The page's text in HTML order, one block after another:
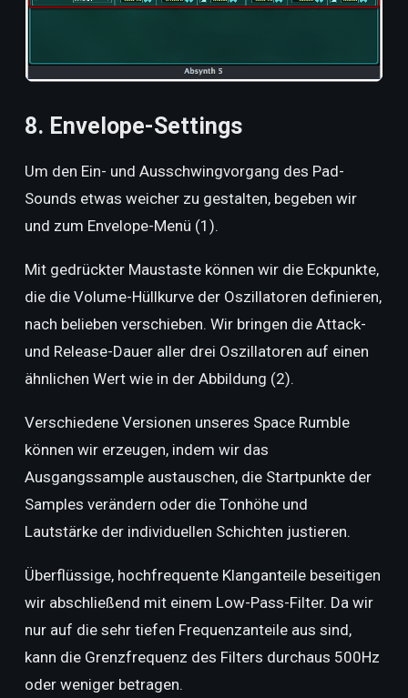
8. Envelope-Settings
Um den Ein- und Ausschwingvorgang des Pad-
Sounds etwas weicher zu gestalten, begeben wir
und zum Envelope-Menü (1).
Mit gedrückter Maustaste können wir die Eckpunkte,
die die Volume-Hüllkurve der Oszillatoren definieren,
nach belieben verschieben. Wir bringen die Attack-
und Release-Dauer aller drei Oszillatoren auf einen
ähnlichen Wert wie in der Abbildung (2).
Verschiedene Versionen unseres Space Rumble
können wir erzeugen, indem wir das
Ausgangssample austauschen, die Startpunkte der
Samples verändern oder die Tonhöhe und
Lautstärke der individuellen Schichten justieren.
Überflüssige, hochfrequente Klanganteile beseitigen
wir abschließend mit einem Low-Pass-Filter. Da wir
nur auf die sehr tiefen Frequenzanteile aus sind,
kann die Grenzfrequenz des Filters durchaus 500Hz
oder weniger betragen.